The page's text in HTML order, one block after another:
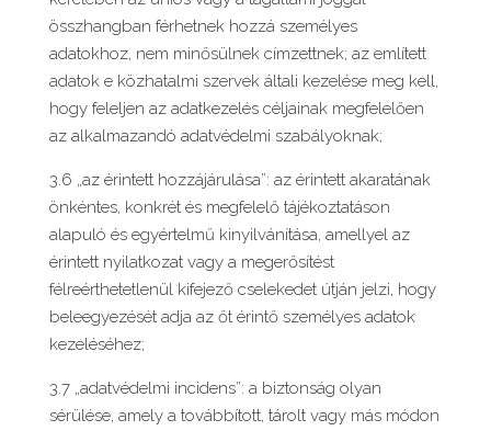
összhangban férhetnek hozzá személyes
adatokhoz, nem minősülnek címzettnek; az említett
adatok e közhatalmi szervek általi kezelése meg kell,
hogy feleljen az adatkezelés céljainak megfelelően
az alkalmazandó adatvédelmi szabályoknak;
3.6 „az érintett hozzájárulása”: az érintett akaratának
önkéntes, konkrét és megfelelő tájékoztatáson
alapuló és egyértelmű kinyilvánítása, amellyel az
érintett nyilatkozat vagy a megerősítést
félreérthetetlenül kifejező cselekedet útján jelzi, hogy
beleegyezését adja az őt érintő személyes adatok
kezeléséhez;
3.7 „adatvédelmi incidens”: a biztonság olyan
sérülése, amely a továbbított, tárolt vagy más módon